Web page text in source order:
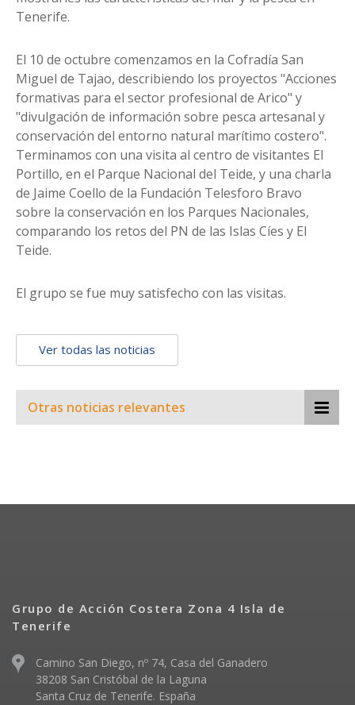
Tenerife.
El 10 de octubre comenzamos en la Cofradía San
Miguel de Tajao, describiendo los proyectos "Acciones
formativas para el sector profesional de Arico" y
"divulgación de información sobre pesca artesanal y
conservación del entorno natural marítimo costero".
Terminamos con una visita al centro de visitantes El
Portillo, en el Parque Nacional del Teide, y una charla
de Jaime Coello de la Fundación Telesforo Bravo
sobre la conservación en los Parques Nacionales,
comparando los retos del PN de las Islas Cíes y El
Teide.
El grupo se fue muy satisfecho con las visitas.
Ver todas las noticias
Otras noticias relevantes
Grupo de Acción Costera Zona 4 Isla de
Tenerife
Camino San Diego, nº 74, Casa del Ganadero
38208 San Cristóbal de la Laguna
Santa Cruz de Tenerife. España